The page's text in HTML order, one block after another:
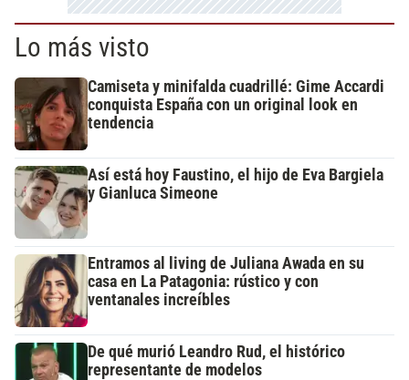
Lo más visto
Camiseta y minifalda cuadrillé: Gime Accardi
conquista España con un original look en
tendencia
Así está hoy Faustino, el hijo de Eva Bargiela
y Gianluca Simeone
Entramos al living de Juliana Awada en su
casa en La Patagonia: rústico y con
ventanales increíbles
De qué murió Leandro Rud, el histórico
representante de modelos